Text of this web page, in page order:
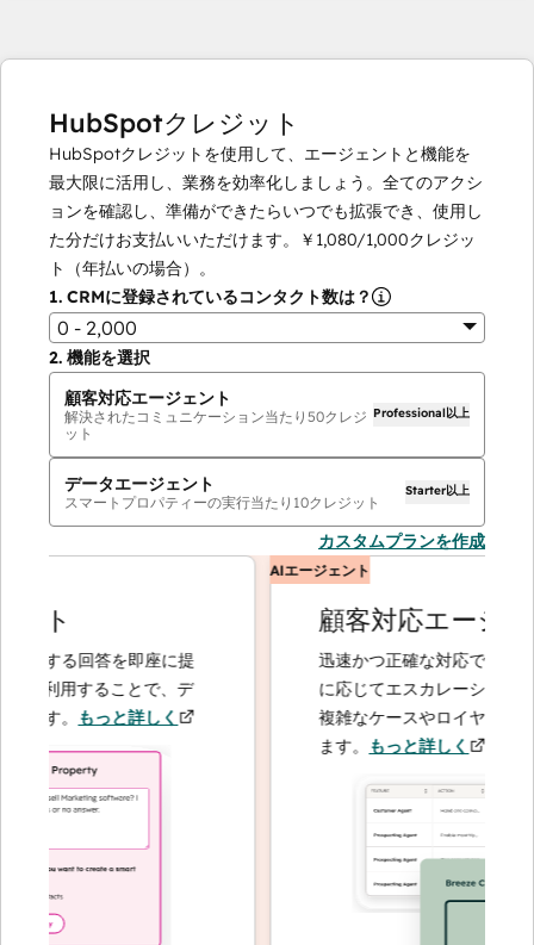
HubSpotクレジット
HubSpotクレジットを使用して、エージェントと機能を
最大限に活用し、業務を効率化しましょう。全てのアクシ
ョンを確認し、準備ができたらいつでも拡張でき、使用し
た分だけお支払いいただけます。
￥1,080/1,000クレジッ
ト（年払いの場合）。
1. CRMに登録されているコンタクト数は？
0 - 2,000
2. 機能を選択
顧客対応エージェント
解決されたコミュニケーション当たり 50クレジ
ット
Professional以上
データエージェント
スマートプロパティーの実行当たり 10クレジット
Starter以上
カスタムプランを作成
する回答を即座に提
利用することで、デ
もっと詳しく
AIエージェント
顧客対応エージェン
迅速かつ正確な対応で問い合わ
に応じてエスカレーションする
複雑なケースやロイヤルティー
ます。もっと詳しく